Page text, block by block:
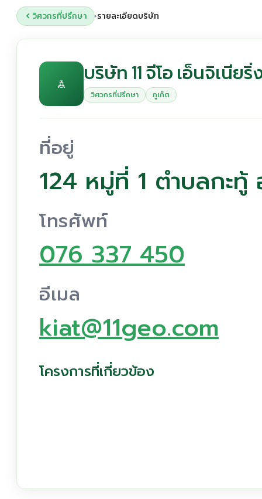
วิศวกรที่ปรึกษา ›รายละเอียดบริษัท
บริษัท 11 จีโอ เอ็นจิเนีย
วิศวกรที่ปรึกษา ภูเก็ต
ที่อยู่
124 หมู่ที่ 1 ตำบลกะทู้
โทรศัพท์
076 337 450
อีเมล
kiat@11geo.com
โครงการที่เกี่ยวข้อง